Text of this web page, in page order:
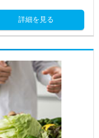
詳細を見る